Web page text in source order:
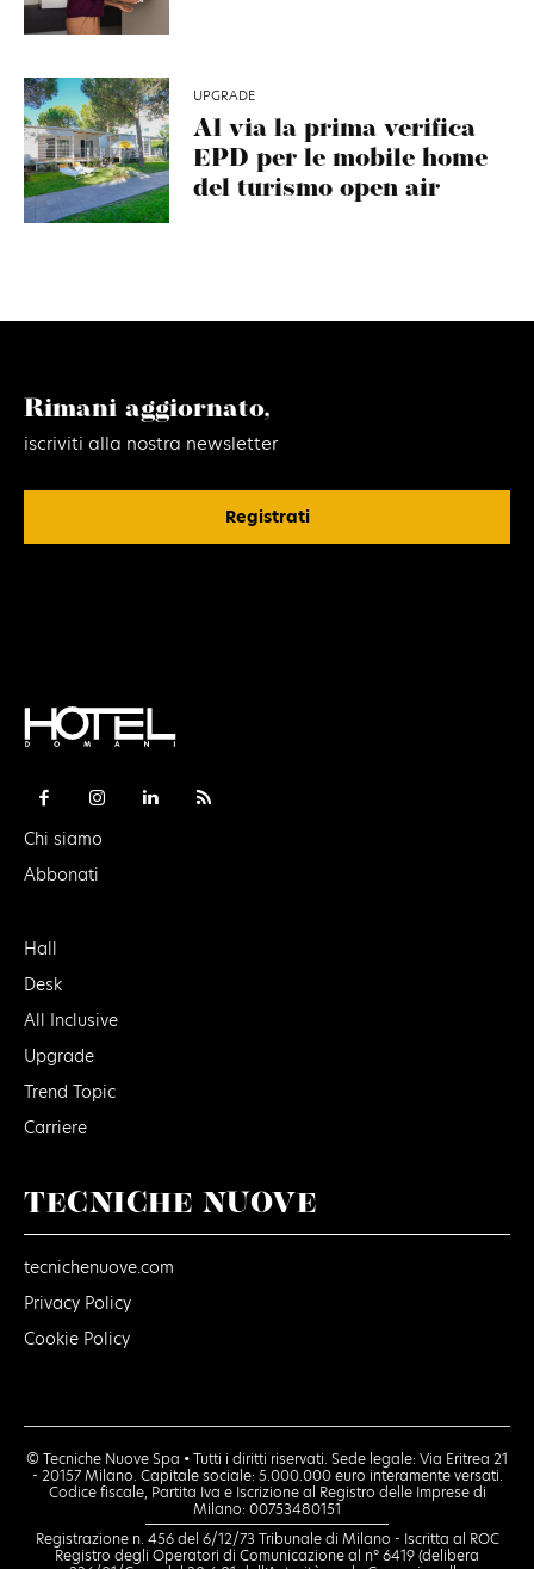
UPGRADE
Al via la prima verifica
EPD per le mobile home
del turismo open air
Rimani aggiornato,
iscriviti alla nostra newsletter
Registrati
Chi siamo
Abbonati
Hall
Desk
All Inclusive
Upgrade
Trend Topic
Carriere
TECNICHE NUOVE
tecnichenuove.com
Privacy Policy
Cookie Policy
© Tecniche Nuove Spa • Tutti i diritti riservati. Sede legale: Via Eritrea 21
- 20157 Milano. Capitale sociale: 5.000.000 euro interamente versati.
Codice fiscale, Partita Iva e Iscrizione al Registro delle Imprese di
Milano: 00753480151
Registrazione n. 456 del 6/12/73 Tribunale di Milano - Iscritta al ROC
Registro degli Operatori di Comunicazione al n° 6419 (delibera